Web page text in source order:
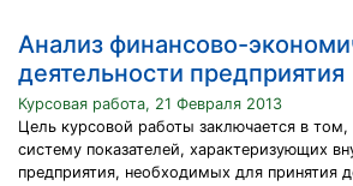
Анализ финансово-
деятельности предприятия
Курсовая работа, 21 Февраля 2013
Цель курсовой работы заключается в
систему показателей, характеризующих
предприятия, необходимых для принятия